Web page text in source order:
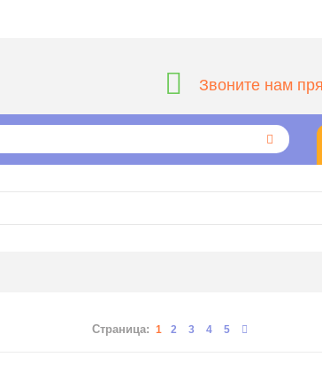
Звоните нам
Страница: 1 2 3 4 5